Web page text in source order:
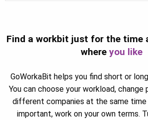
Find a workbit just for the time
where you like
GoWorkaBit helps you find short or
You can choose your workload, change
different companies at the same time
important, work on your own terms.